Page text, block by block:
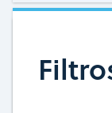
Mexico
September